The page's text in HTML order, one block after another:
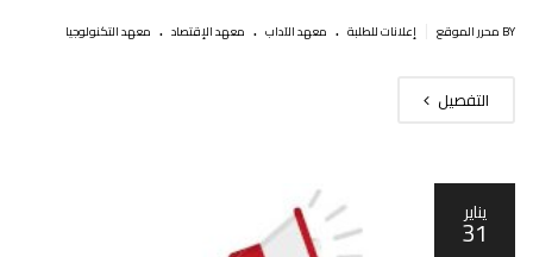
BY محرر الموقع إعلانات للطلبة . معهد الآداب . معهد الإقتصاد . معهد التكنولوجيا
التفصيل
يناير
31